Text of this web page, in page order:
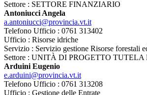
Settore : SETTORE FINANZIARIO
Antoniucci Angela
a.antoniucci@provincia.vt.it
Telefono Ufficio : 0761 313402
Ufficio : Risorse idriche
Servizio : Servizio gestione Risorse forestali
Settore : UNITÀ DI PROGETTO
Arduini Eugenio
e.arduini@provincia.vt.it
Telefono Ufficio : 0761 313208
Ufficio : Gestione delle Entrate